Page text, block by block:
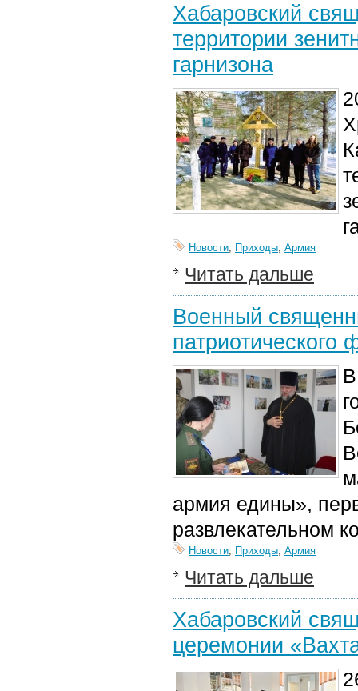
Хабаровский
территории
гарнизона
Новости, Приходы, Армия
Читать дальше
Военный
армия едины»,
развлекательном
Новости, Приходы, Армия
Читать дальше
Хабаровский
церемонии